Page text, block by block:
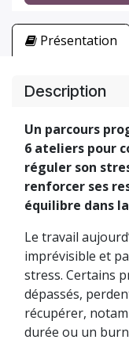
Présentation
Description
Un parcours
6 ateliers pour
réguler son
renforcer ses
équilibre dans
Le travail
imprévisible et
stress. Certains
dépassés,
récupérer,
durée ou un